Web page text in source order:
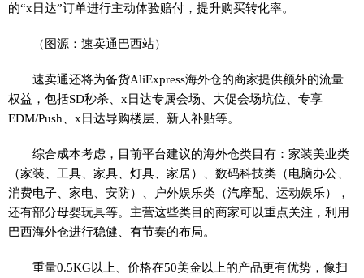
的“x日达”订单进行主动体验赔付，提升购买转化率。
（图源：速卖通巴西站）
速卖通还将为备货AliExpress海外仓的商家提供额外的流量
权益，包括SD秒杀、x日达专属会场、大促会场坑位、专享
EDM/Push、x日达导购楼层、新人补贴等。
综合成本考虑，目前平台建议的海外仓类目有：家装美业类
（家装、工具、家具、灯具、家居）、数码科技类（电脑办公、
消费电子、家电、安防）、户外娱乐类（汽摩配、运动娱乐），
还有部分母婴玩具等。主营这些类目的商家可以重点关注，利用
巴西海外仓进行稳健、有节奏的布局。
重量0.5KG以上、价格在50美金以上的产品更有优势，像扫